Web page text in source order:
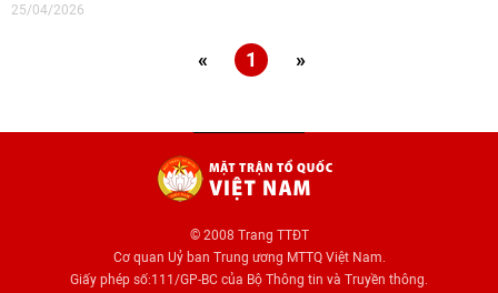
25/04/2026
« 1 »
© 2008 Trang TTĐT
Cơ quan Uỷ ban Trung ương MTTQ Việt Nam.
Giấy phép số:111/GP-BC của Bộ Thông tin và Truyền thông.